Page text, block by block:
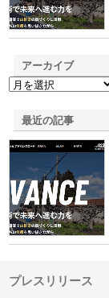
アーカイブ
最近の記事
プレスリリース